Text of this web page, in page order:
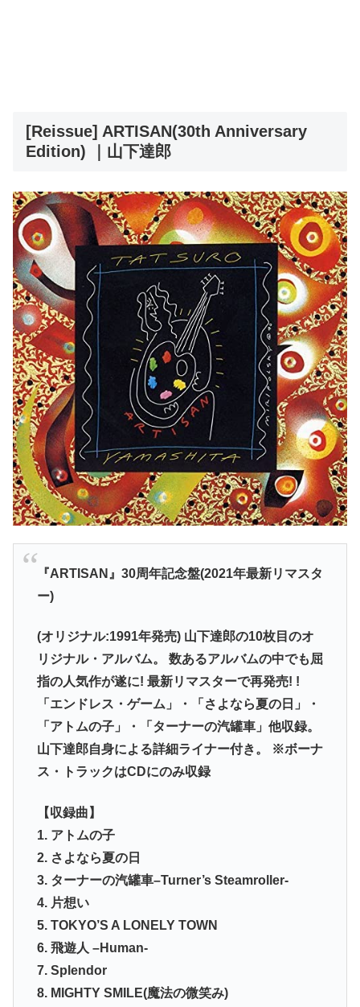
[Reissue] ARTISAN(30th Anniversary
Edition) ｜山下達郎
『ARTISAN』30周年記念盤(2021年最新リマスタ
ー)
(オリジナル:1991年発売) 山下達郎の10枚目のオ
リジナル・アルバム。 数あるアルバムの中でも屈
指の人気作が遂に! 最新リマスターで再発売! !
「エンドレス・ゲーム」・「さよなら夏の日」・
「アトムの子」・「ターナーの汽罐車」他収録。
山下達郎自身による詳細ライナー付き。 ※ボーナ
ス・トラックはCDにのみ収録
【収録曲】
1. アトムの子
2. さよなら夏の日
3. ターナーの汽罐車–Turner’s Steamroller-
4. 片想い
5. TOKYO’S A LONELY TOWN
6. 飛遊人 –Human-
7. Splendor
8. MIGHTY SMILE(魔法の微笑み)